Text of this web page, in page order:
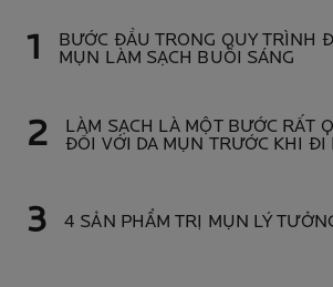
BƯỚC ĐẦU TRONG QUY TRÌNH
MỤN LÀM SẠCH BUỔI SÁNG
LÀM SẠCH LÀ MỘT BƯỚC RẤT
ĐỐI VỚI DA MỤN TRƯỚC KHI ĐI
4 SẢN PHẨM TRỊ MỤN LÝ